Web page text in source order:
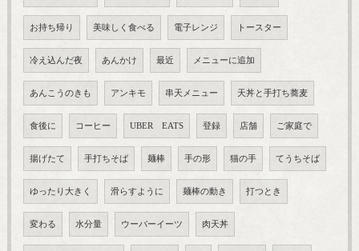
お持ち帰り 美味しく食べる 電子レンジ トースター
冷え込んだ夜 あんかけ 最近 メニューに追加
あんこうのきも アンキモ 串天メニュー 天丼と手打ち蕎麦
食後に コーヒー UBER EATS 登録 店舗 ご家庭で
揚げたて 手打ちそば 麺棒 手の形 猫の手 てうちそば
ゆったり大きく 滑らすように 麺棒の動き 打つとき
変わる 水分量 ウーバーイーツ 肉天丼